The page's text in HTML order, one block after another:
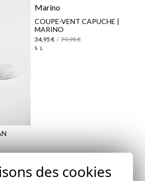
COUPE-VENT CAPUCHE |
MARINO
34,95 € / 79,95 €
S L
des cookies